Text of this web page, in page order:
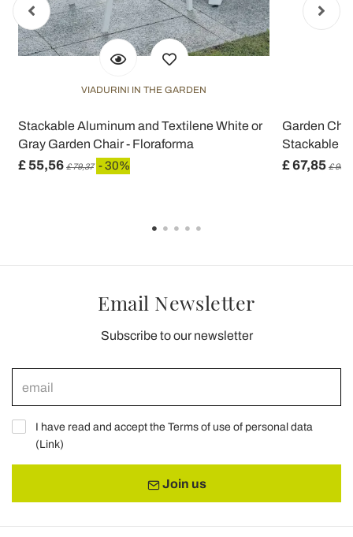
VIADURINI IN THE GARDEN
Stackable Aluminum and Textilene White or
Gray Garden Chair - Floraforma
£ 55,56 £ 79,37 - 30%
Garden
Stackable
£ 67,85 £
Email Newsletter
Subscribe to our newsletter
I have read and accept the Terms of use of personal data
(Link)
Join us